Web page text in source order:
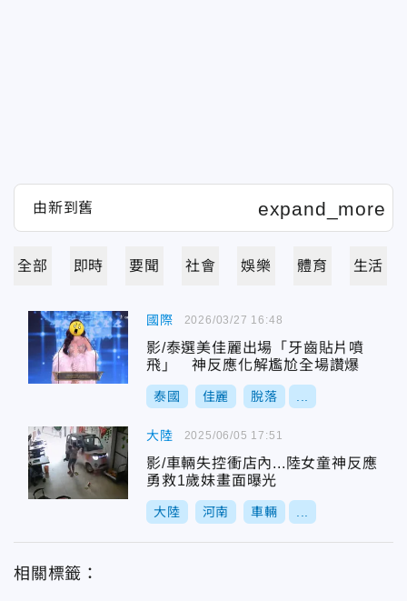
全部 即時 要聞 社會 娛樂 體育 生活
國際
影/泰選美佳麗出場「牙齒貼片噴
飛」 神反應化解尷尬全場讚爆
泰國 佳麗 脫落
2026/03/27 16:48
大陸
影/車輛失控衝店內...陸女童神反應
勇救1歲妹畫面曝光
大陸 河南 車輛
2025/06/05 17:51
相關標籤：